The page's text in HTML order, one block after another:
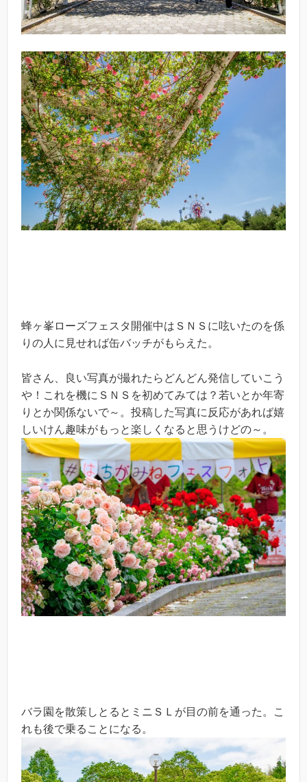
蜂ヶ峯ローズフェスタ開催中はＳＮＳに呟いたのを係
りの人に見せれば缶バッチがもらえた。
皆さん、良い写真が撮れたらどんどん発信していこう
や！これを機にＳＮＳを初めてみては？若いとか年寄
りとか関係ないで～。投稿した写真に反応があれば嬉
しいけん趣味がもっと楽しくなると思うけどの～。
バラ園を散策しとるとミニＳＬが目の前を通った。こ
れも後で乗ることになる。